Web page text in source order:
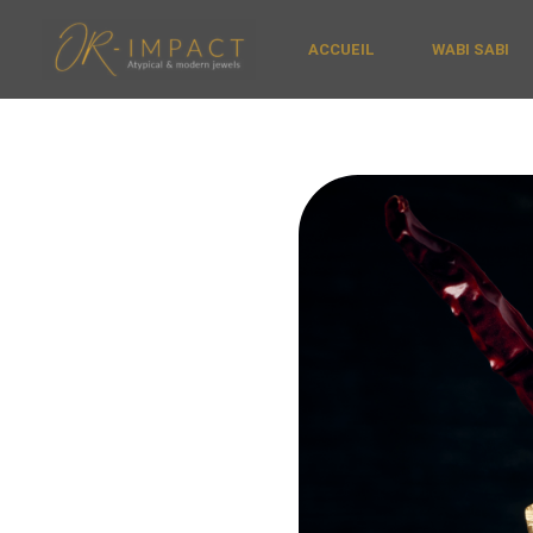
ACCUEIL WABI SABI